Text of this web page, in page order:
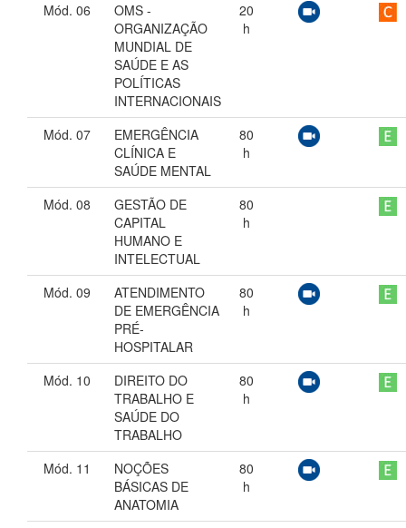
Mód. 06
OMS -
ORGANIZAÇÃO
MUNDIAL DE
SAÚDE E AS
POLÍTICAS
INTERNACIONAIS
20
h
Mód. 07
EMERGÊNCIA
CLÍNICA E
SAÚDE MENTAL
80
h
Mód. 08
GESTÃO DE
CAPITAL
HUMANO E
INTELECTUAL
80
h
Mód. 09
ATENDIMENTO
DE EMERGÊNCIA
PRÉ-
HOSPITALAR
80
h
Mód. 10
DIREITO DO
TRABALHO E
SAÚDE DO
TRABALHO
80
h
Mód. 11
NOÇÕES
BÁSICAS DE
ANATOMIA
80
h